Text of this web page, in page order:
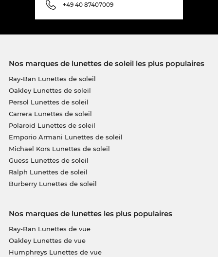
+49 40 87407009
Nos marques de lunettes de soleil les plus populaires
Ray-Ban Lunettes de soleil
Oakley Lunettes de soleil
Persol Lunettes de soleil
Carrera Lunettes de soleil
Polaroid Lunettes de soleil
Emporio Armani Lunettes de soleil
Michael Kors Lunettes de soleil
Guess Lunettes de soleil
Ralph Lunettes de soleil
Burberry Lunettes de soleil
Nos marques de lunettes les plus populaires
Ray-Ban Lunettes de vue
Oakley Lunettes de vue
Humphreys Lunettes de vue